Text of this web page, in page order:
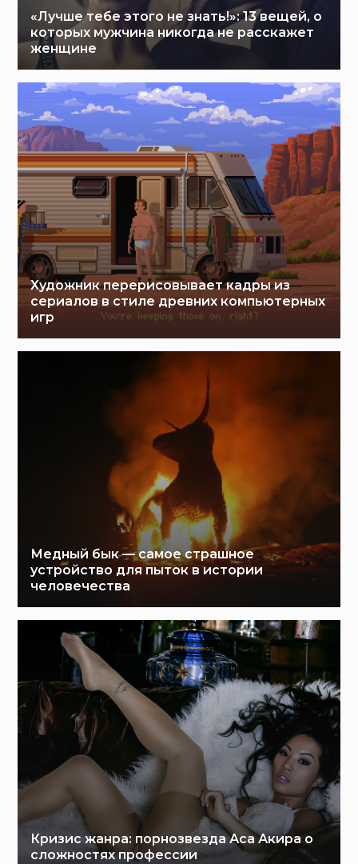
«Лучше тебе этого не знать!»: 13 вещей, о
которых мужчина никогда не расскажет
женщине
Художник перерисовывает кадры из
сериалов в стиле древних компьютерных
игр
Медный бык — самое страшное
устройство для пыток в истории
человечества
Кризис жанра: порнозвезда Аса Акира о
сложностях профессии